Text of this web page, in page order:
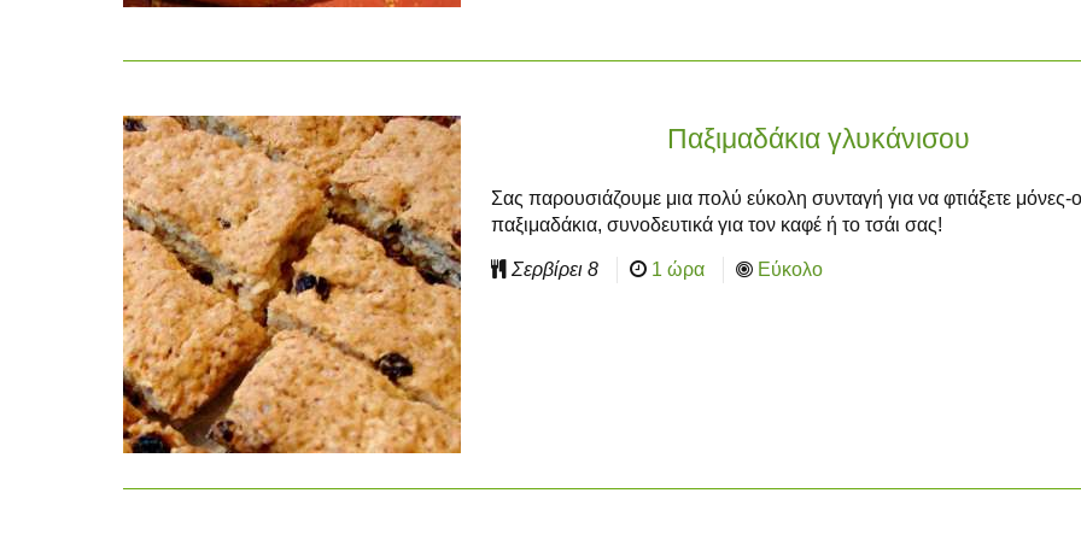
Παξιμαδάκια γλυκάνισου
Σας παρουσιάζουμε μια πολύ εύκολη συνταγή για να φτιάξετε μόνες-
παξιμαδάκια, συνοδευτικά για τον καφέ ή το τσάι σας!
Σερβίρει 8 1 ώρα Εύκολο